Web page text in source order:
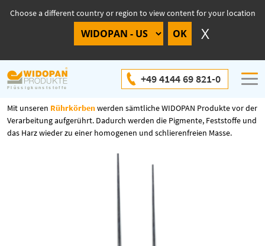
Choose a different country or region to view content for your location
+49 4144 69 821-0
Rührkorb
Mit unseren Rührkörbenwerden sämtliche WIDOPAN Produkte vor der
Verarbeitung aufgerührt. Dadurch werden die Pigmente, Feststoffe und
das Harz wieder zu einer homogenen und schlierenfreien Masse.